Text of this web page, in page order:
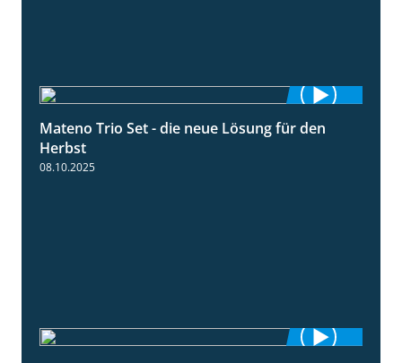
2:22
Mateno Trio Set - die neue Lösung für den
Herbst
08.10.2025